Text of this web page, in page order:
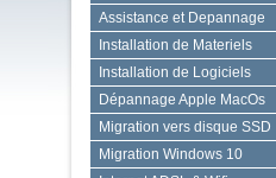
Assistance et Depannage
Installation de Materiels
Installation de Logiciels
Dépannage Apple MacOs
Migration vers disque SSD
Migration Windows 10